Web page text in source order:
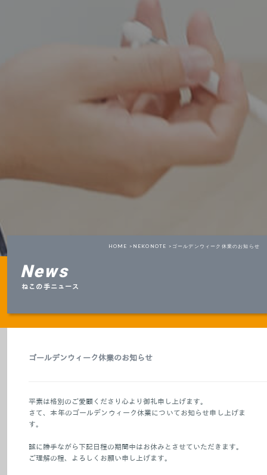
HOME > NEKONOTE > ゴールデンウィーク休業のお知らせ
News
ねこの手ニュース
ゴールデンウィーク休業のお知らせ
平素は格別のご愛顧くださり心より御礼申し上げます。
さて、本年のゴールデンウィーク休業についてお知らせ申し上げま
す。
誠に勝手ながら下記日程の期間中はお休みとさせていただきます。
ご理解の程、よろしくお願い申し上げます。